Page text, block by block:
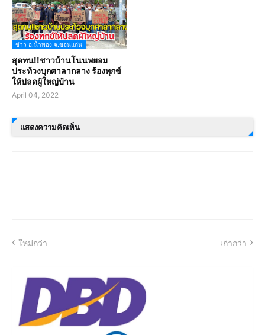
ข่าว อ.น้ำพอง จ.ขอนแก่น
สุดทน!!ชาวบ้านโนนพยอม
ประท้วงบุกศาลากลาง ร้องทุกข์
ให้ปลดผู้ใหญ่บ้าน
April 04, 2022
แสดงความคิดเห็น
ใหม่กว่า เก่ากว่า